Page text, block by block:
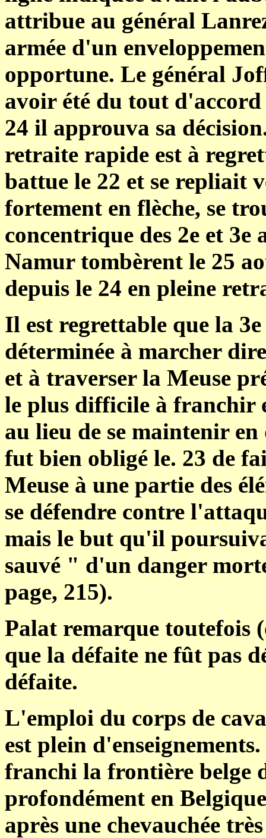
attribue au général
armée d'un
opportune. Le général
avoir été du tout d'accord
24 il approuva sa
retraite rapide est à
battue le 22 et se repliait
fortement en flèche, se
concentrique des 2e et 3e
Namur tombèrent le 25
depuis le 24 en pleine
Il est regrettable que la
déterminée à marcher
et à traverser la Meuse
le plus difficile à franchir
au lieu de se maintenir
fut bien obligé le. 23 de
Meuse à une partie des
se défendre contre
mais le but qu'il
sauvé " d'un danger
page, 215).
Palat remarque toutefois
que la défaite ne fût pas
défaite.
L'emploi du corps de
est plein
franchi la frontière belge
profondément en
après une chevauchée